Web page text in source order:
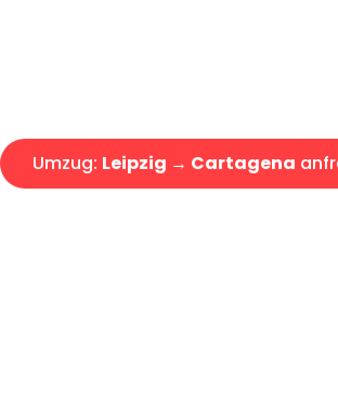
Umzug: Leipzig → Cartagena